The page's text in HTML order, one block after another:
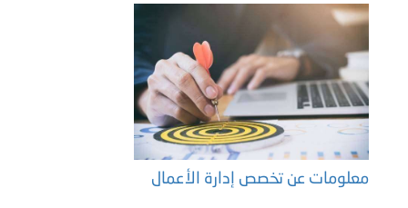
معلومات عن تخصص إدارة الأعمال